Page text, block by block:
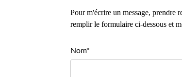
Pour m'écrire un message, prendre
remplir le formulaire ci-dessous et
Nom*